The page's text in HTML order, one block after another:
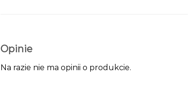
Opinie
Na razie nie ma opinii o produkcie.